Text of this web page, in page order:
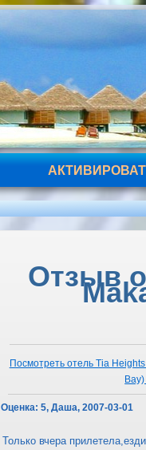
Отзыв
Посмотреть отель Tia
Оценка: 5, Даша, 2007-03-01
Только вчера